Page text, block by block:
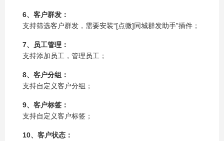
6、客户群发：
支持筛选客户群发，需要安装“[点微]同城群发助手”插件；
7、员工管理：
支持添加员工，管理员工；
8、客户分组：
支持自定义客户分组；
9、客户标签：
支持自定义客户标签；
10、客户状态：